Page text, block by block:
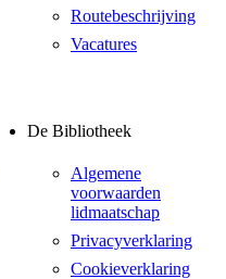
Routebeschrijving
Vacatures
De Bibliotheek
Algemene
voorwaarden
lidmaatschap
Privacyverklaring
Cookieverklaring